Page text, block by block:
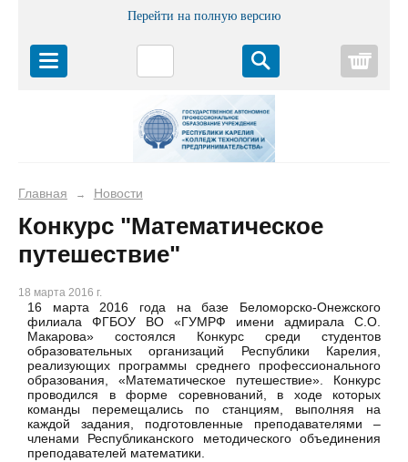
Перейти на полную версию
Главная → Новости
Конкурс "Математическое
путешествие"
18 марта 2016 г.
16 марта 2016 года на базе Беломорско-Онежского
филиала ФГБОУ ВО «ГУМРФ имени адмирала С.О.
Макарова» состоялся Конкурс среди студентов
образовательных организаций Республики Карелия,
реализующих программы среднего профессионального
образования, «Математическое путешествие». Конкурс
проводился в форме соревнований, в ходе которых
команды перемещались по станциям, выполняя на
каждой задания, подготовленные преподавателями –
членами Республиканского методического объединения
преподавателей математики.